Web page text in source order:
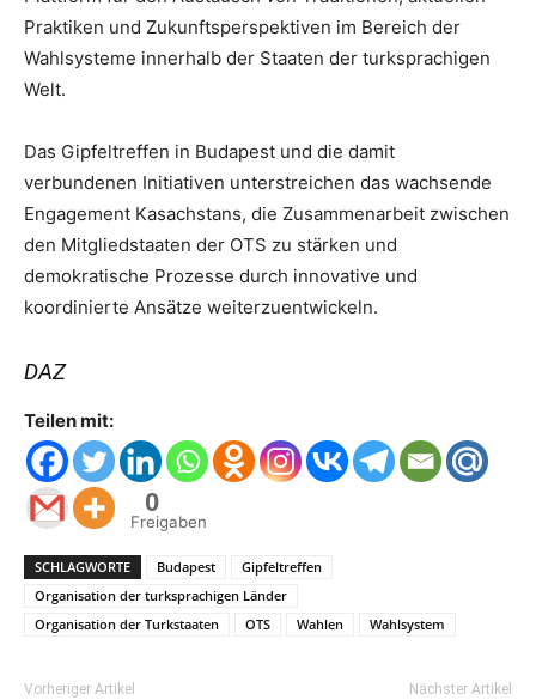
Praktiken und Zukunftsperspektiven im Bereich der
Wahlsysteme innerhalb der Staaten der turksprachigen
Welt.
Das Gipfeltreffen in Budapest und die damit
verbundenen Initiativen unterstreichen das wachsende
Engagement Kasachstans, die Zusammenarbeit zwischen
den Mitgliedstaaten der OTS zu stärken und
demokratische Prozesse durch innovative und
koordinierte Ansätze weiterzuentwickeln.
DAZ
Teilen mit:
0
Freigaben
SCHLAGWORTE Budapest
Gipfeltreffen
Organisation der turksprachigen Länder
Organisation der Turkstaaten
OTS Wahlen Wahlsystem
Vorheriger Artikel Nächster Artikel